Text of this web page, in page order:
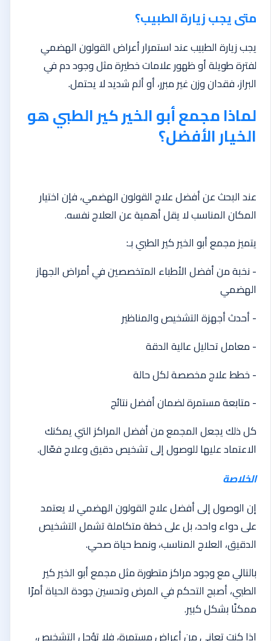
متى يجب زيارة الطبيب؟
يجب زيارة الطبيب عند استمرار أعراض القولون الهضمي
لفترة طويلة أو ظهور علامات خطيرة مثل وجود دم في
البراز، فقدان وزن غير مبرر، أو ألم شديد لا يحتمل.
لماذا مجمع أبو الخير كير الطبي هو
الخيار الأفضل؟
عند البحث عن أفضل علاج القولون الهضمي، فإن اختيار
المكان المناسب لا يقل أهمية عن العلاج نفسه.
يتميز مجمع أبو الخير كير الطبي بـ:
- نخبة من أفضل الأطباء المتخصصين في أمراض الجهاز
الهضمي
- أحدث أجهزة التشخيص والمناظير
- معامل تحاليل عالية الدقة
- خطط علاج مخصصة لكل حالة
- متابعة مستمرة لضمان أفضل نتائج
كل ذلك يجعل المجمع من أفضل المراكز التي يمكنك
الاعتماد عليها للوصول إلى تشخيص دقيق وعلاج فعّال.
الخلاصة
إن الوصول إلى أفضل علاج القولون الهضمي لا يعتمد
على دواء واحد، بل على خطة متكاملة تشمل التشخيص
الدقيق، العلاج المناسب، ونمط حياة صحي.
بالتالي مع وجود مراكز متطورة مثل مجمع أبو الخير كير
الطبي، أصبح التحكم في المرض وتحسين جودة الحياة أمرًا
ممكنًا بشكل كبير.
إذا كنت تعاني من أعراض مستمرة، فلا تؤجل التشخيص،